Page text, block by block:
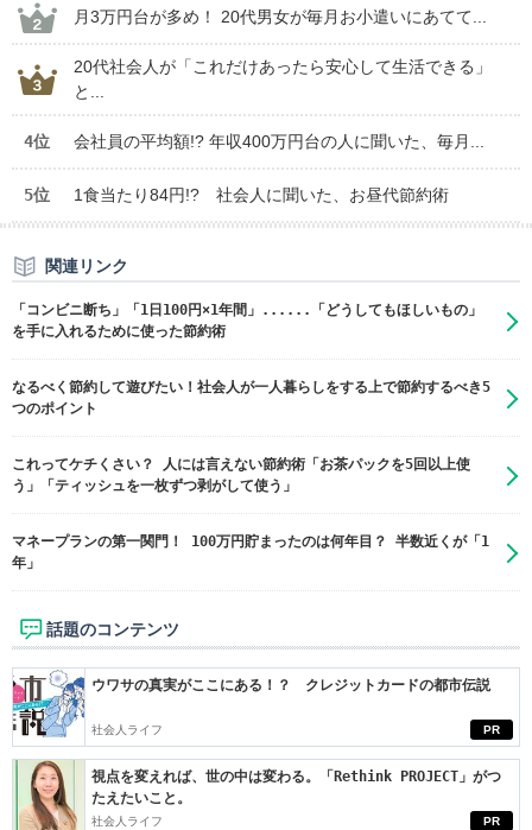
月3万円台が多め！ 20代男女が毎月お小遣いにあてて...
20代社会人が「これだけあったら安心して生活できる」
と...
4位 会社員の平均額!? 年収400万円台の人に聞いた、毎月...
5位 1食当たり84円!? 社会人に聞いた、お昼代節約術
関連リンク
「コンビニ断ち」「1日100円×1年間」......「どうしてもほしいもの」
を手に入れるために使った節約術
​なるべく節約して遊びたい！社会人が一人暮らしをする上で節約するべき5
つのポイント
これってケチくさい？ 人には言えない節約術「お茶パックを5回以上使
う」「ティッシュを一枚ずつ剥がして使う」
マネープランの第一関門！ 100万円貯まったのは何年目？ 半数近くが「1
年」
話題のコンテンツ
PR
ウワサの真実がここにある！？ クレジットカードの都市伝説
社会人ライフ
PR
視点を変えれば、世の中は変わる。「Rethink PROJECT」がつ
たえたいこと。
社会人ライフ